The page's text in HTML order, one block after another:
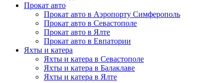
Прокат авто
Прокат авто в Аэропорту Симферополь
Прокат авто в Севастополе
Прокат авто в Ялте
Прокат авто в Евпатории
Яхты и катера
Яхты и катера в Севастополе
Яхты и катера в Балаклаве
Яхты и катера в Ялте